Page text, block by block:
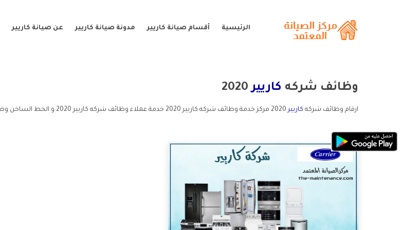
الرئيسية أقسام صيانة كاريير مدونة صيانة كاريير عن صيانة كاريير
وظائف شركه كاريير2020
ارقام وظائف شركه كاريير2020 مركز خدمة وظائف شركه كاريير 2020 خدمة عملاء وظائف شركه كاريير 2020 و الخط الساخن وظائف شركه كاريير 2020.